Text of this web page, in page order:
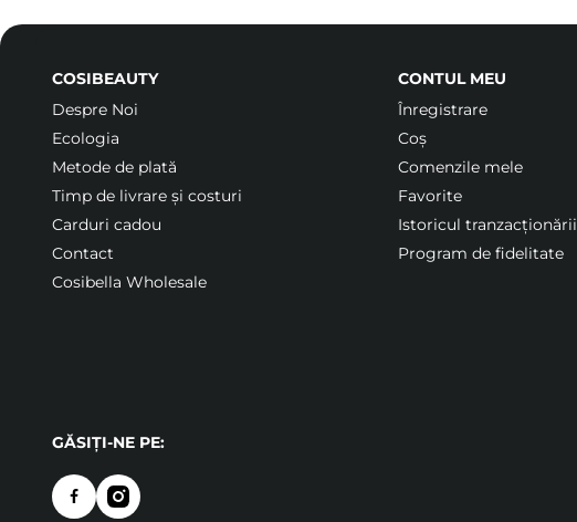
COSIBEAUTY
Despre Noi
Ecologia
Metode de plată
Timp de livrare și costuri
Carduri cadou
Contact
Cosibella Wholesale
CONTUL MEU
Înregistrare
Coș
Comenzile mele
Favorite
Istoricul tranzacționării
Program de fidelitate
GĂSIȚI-NE PE: